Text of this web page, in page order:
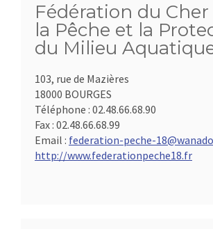
Fédération du
la Pêche et la
du Milieu
103, rue de Mazières
18000 BOURGES
Téléphone : 02.48.66.68.90
Fax : 02.48.66.68.99
Email : federation-peche-
http://www.federationpeche18.fr